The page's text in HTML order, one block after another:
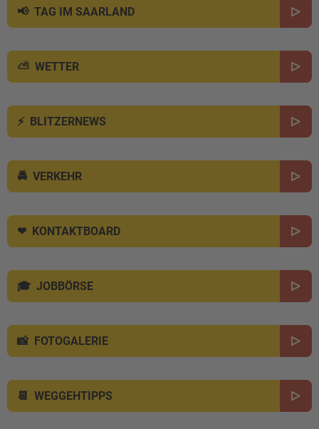
TAG IM SAARLAND
WETTER
BLITZERNEWS
VERKEHR
KONTAKTBOARD
JOBBÖRSE
FOTOGALERIE
WEGGEHTIPPS